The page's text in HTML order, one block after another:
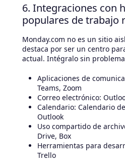
6. Integraciones con
populares de trabajo
Monday.com no es un sitio
destaca por ser un centro
actual. Intégralo sin
Aplicaciones de
Teams, Zoom
Correo electrónico:
Calendario: Calendario
Outlook
Uso compartido de
Drive, Box
Herramientas para
Trello